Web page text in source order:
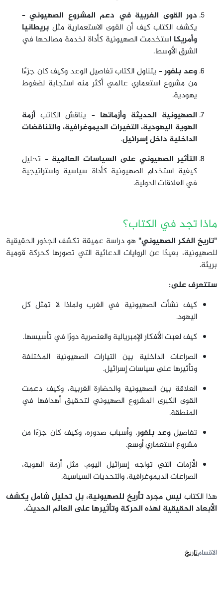
دور القوى الغربية في دعم المشروع الصهيوني–
يكشف الكتاب كيف أن القوى الاستعمارية مثل بريطانيا
وأمريكا استخدمت الصهيونية كأداة لخدمة مصالحها في
الشرق الأوسط.
وعد بلفور– يتناول الكتاب تفاصيل الوعد وكيف كان جزءًا
من مشروع استعماري عالمي أكثر منه استجابة لضغوط
يهودية.
الصهيونية الحديثة وأزماتها – يناقش الكاتب أزمة
الهوية اليهودية، التغيرات الديموغرافية، والتناقضات
الداخلية داخل إسرائيل.
التأثير الصهيوني على السياسات العالمية – تحليل
كيفية استخدام الصهيونية كأداة سياسية واستراتيجية
في العلاقات الدولية.
ماذا تجد في الكتاب؟
"تاريخ الفكر الصهيوني" هو دراسة عميقة تكشف الجذور الحقيقية
للصهيونية، بعيدًا عن الروايات الدعائية التي تصورها كحركة قومية
بريئة.
ستتعرف على:
كيف نشأت الصهيونية في الغرب ولماذا لا تمثل كل
اليهود.
كيف لعبت الأفكار الإمبريالية والعنصرية دورًا في تأسيسها.
الصراعات الداخلية بين التيارات الصهيونية المختلفة
وتأثيرها على سياسات إسرائيل.
العلاقة بين الصهيونية والحضارة الغربية، وكيف دعمت
القوى الكبرى المشروع الصهيوني لتحقيق أهدافها في
المنطقة.
تفاصيلوعد بلفور، وأسباب صدوره، وكيف كان جزءًا من
مشروع استعماري أوسع.
الأزمات التي تواجه إسرائيل اليوم، مثل أزمة الهوية،
الصراعات الديموغرافية، والتحديات السياسية.
هذا الكتاب ليس مجرد تأريخ للصهيونية، بل تحليل شامل يكشف
الأبعاد الحقيقية لهذه الحركة وتأثيرها على العالم الحديث.
الاقسامتاريخ